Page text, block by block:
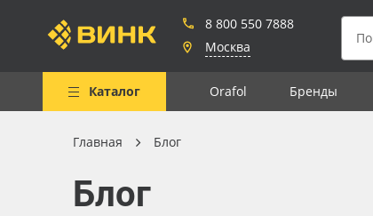
8 800 550 7888
Москва
Каталог Orafol Бренды
Весь каталог
Рулонные материалы
Главная Блог
Блог